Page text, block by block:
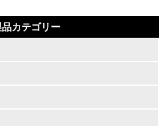
品カテゴリー